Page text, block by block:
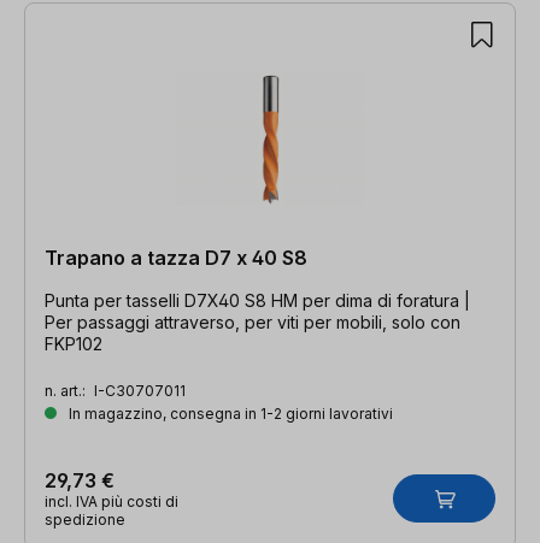
Trapano a tazza D7 x 40 S8
Punta per tasselli D7X40 S8 HM per dima di foratura |
Per passaggi attraverso, per viti per mobili, solo con
FKP102
n. art.: I-C30707011
In magazzino, consegna in 1-2 giorni lavorativi
29,73 €
incl. IVA più costi di
spedizione